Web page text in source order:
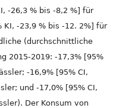
-26,3 % bis -8,2 %] für
-23,9 % bis -12. 2%] für
(durchschnittliche
2015-2019: -17,3% [95%
-16,9% [95% CI,
und -17,0% [95% CI,
Der Konsum von